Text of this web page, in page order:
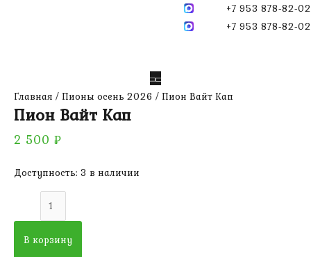
+7 953 878-82-02
+7 953 878-82-02
Главная / Пионы осень 2026 / Пион Вайт Кап
Пион Вайт Кап
2 500 ₽
Доступность: 3 в наличии
Количество
товара
Пион
В корзину